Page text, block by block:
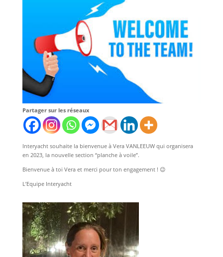
Partager sur les réseaux
Interyacht souhaite la bienvenue à Vera VANLEEUW qui organisera
en 2023, la nouvelle section “planche à voile”.
Bienvenue à toi Vera et merci pour ton engagement ! 😉
L’Equipe Interyacht